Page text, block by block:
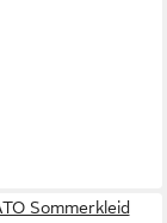
Sommerkleid